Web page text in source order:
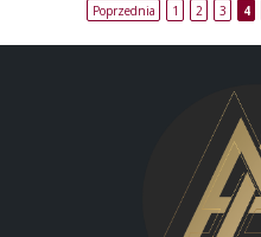
Poprzednia 1 2 3 4